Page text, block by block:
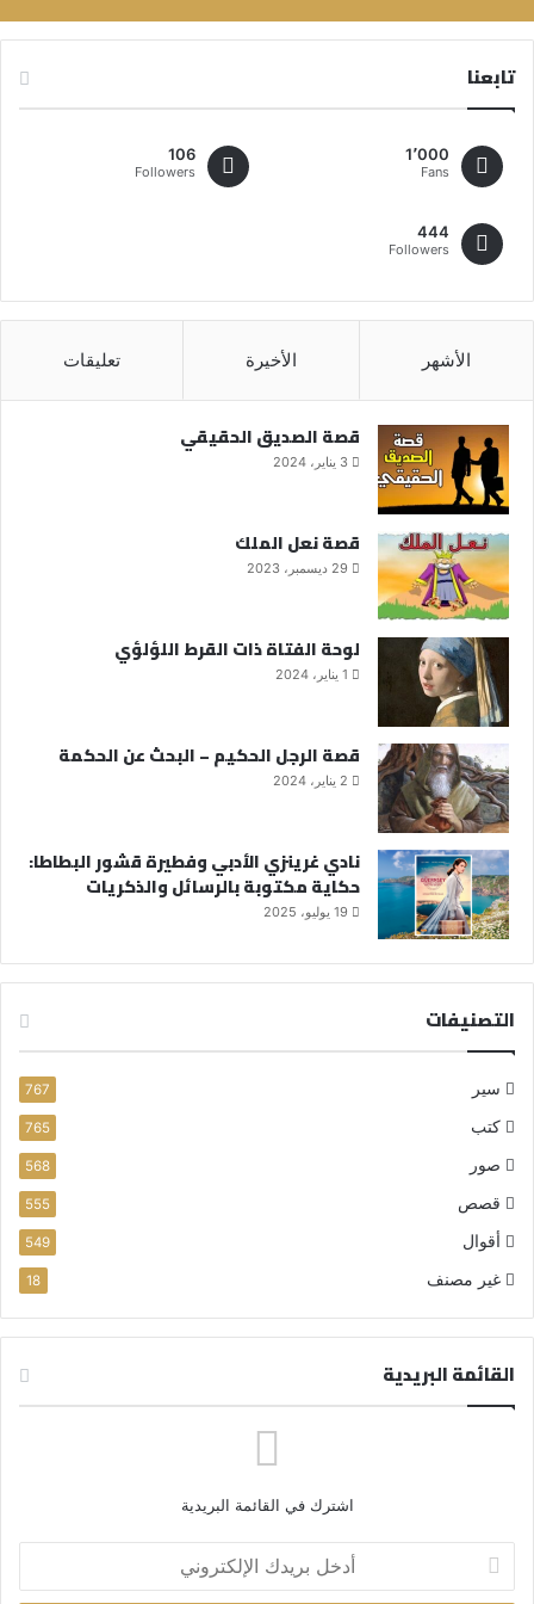
تابعنا
1٬000
Fans
106
Followers
444
Followers
الأشهر الأخيرة تعليقات
قصة الصديق الحقيقي
3 يناير، 2024
قصة نعل الملك
29 ديسمبر، 2023
لوحة الفتاة ذات القرط اللؤلؤي
1 يناير، 2024
قصة الرجل الحكيم – البحث عن الحكمة
2 يناير، 2024
نادي غرينزي الأدبي وفطيرة قشور البطاطا:
حكاية مكتوبة بالرسائل والذكريات
19 يوليو، 2025
التصنيفات
سير 767
كتب 765
صور 568
قصص 555
أقوال 549
غير مصنف 18
القائمة البريدية
اشترك في القائمة البريدية